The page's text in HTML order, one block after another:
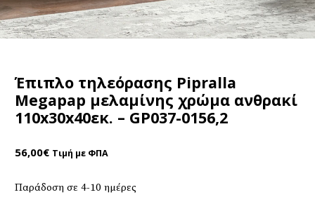
Έπιπλο τηλεόρασης Pipralla
Megapap μελαμίνης χρώμα ανθρακί
110x30x40εκ. – GP037-0156,2
56,00€ Τιμή με ΦΠΑ
Παράδοση σε 4-10 ημέρες